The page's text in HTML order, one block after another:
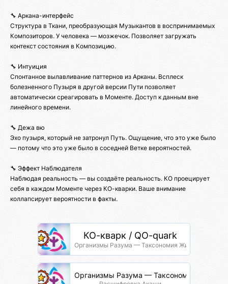
🔧 Аркана-интерфейс
Структура в Ткани, преобразующая Музыкантов в воспринимаемых
Композиторов. У человека — мозжечок. Позволяет загружать
контекст состояния в Композицию.
🔧 Интуиция
Спонтанное вылавливание паттернов из Арканы. Всплеск
болезненного Пузыря в другой версии Пути позволяет
автоматически среагировать в Моменте. Доступ к данным вне
линейного времени.
🔧 Дежа вю
Эхо пузыря, который не затронул Путь. Ощущение, что это уже было
— потому что это уже было в соседней Ветке вероятностей.
🔧 Эффект Наблюдателя
Наблюдая реальность — вы создаёте реальность. КО проецирует
себя в каждом Моменте через КО-кварки. Ваше внимание
коллапсирует вероятности в факты.
КО-кварк / QO-quark
Организмы Разума — Таксономия Жизни
Организмы Разума — Таксономия Жизни